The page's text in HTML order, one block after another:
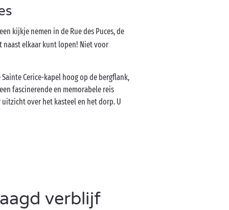
kijkje nemen in de Rue des Puces, de
naast elkaar kunt lopen! Niet voor
Cerice-kapel hoog op de bergflank,
fascinerende en memorabele reis
over het kasteel en het dorp. U
verblijf